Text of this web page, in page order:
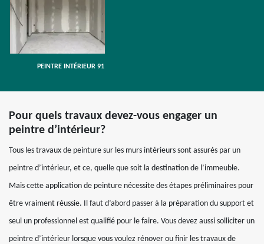
PEINTRE INTÉRIEUR 91
Pour quels travaux devez-vous engager un
peintre d’intérieur?
Tous les travaux de peinture sur les murs intérieurs sont assurés par un
peintre d’intérieur, et ce, quelle que soit la destination de l’immeuble.
Mais cette application de peinture nécessite des étapes préliminaires pour
être vraiment réussie. Il faut d’abord passer à la préparation du support et
seul un professionnel est qualifié pour le faire. Vous devez aussi solliciter un
peintre d’intérieur lorsque vous voulez rénover ou finir les travaux de